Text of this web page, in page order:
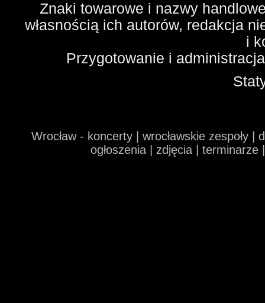
Znaki towarowe i nazwy
własnością ich autorów, redakcja
i
Przygotowanie i
Wrocław - koncerty | wrocławskie zespoły
ogłoszenia | zdjęcia |